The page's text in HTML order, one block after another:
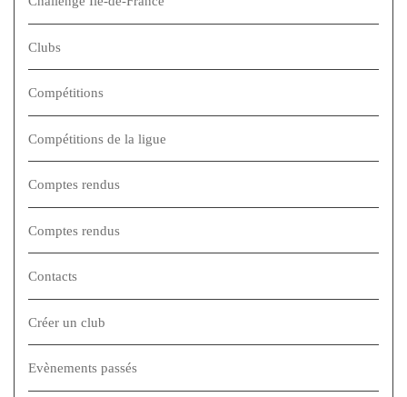
Clubs
Compétitions
Compétitions de la ligue
Comptes rendus
Comptes rendus
Contacts
Créer un club
Evènements passés